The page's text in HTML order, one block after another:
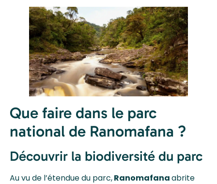
Que faire dans le parc
national de Ranomafana ?
Découvrir la biodiversité du parc
Au vu de l’étendue du parc,Ranomafanaabrite